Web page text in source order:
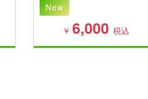
New
￥ 6,000 税込